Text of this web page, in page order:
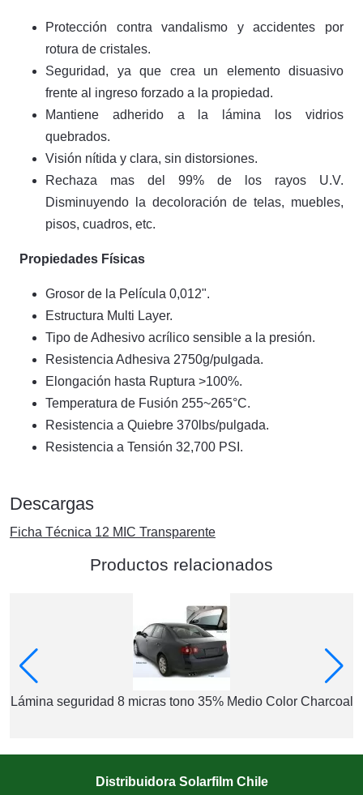
Protección contra vandalismo y accidentes por
rotura de cristales.
Seguridad, ya que crea un elemento disuasivo
frente al ingreso forzado a la propiedad.
Mantiene adherido a la lámina los vidrios
quebrados.
Visión nítida y clara, sin distorsiones.
Rechaza mas del 99% de los rayos U.V.
Disminuyendo la decoloración de telas, muebles,
pisos, cuadros, etc.
Propiedades Físicas
Grosor de la Película 0,012".
Estructura Multi Layer.
Tipo de Adhesivo acrílico sensible a la presión.
Resistencia Adhesiva 2750g/pulgada.
Elongación hasta Ruptura >100%.
Temperatura de Fusión 255~265°C.
Resistencia a Quiebre 370lbs/pulgada.
Resistencia a Tensión 32,700 PSI.
Descargas
Ficha Técnica 12 MIC Transparente
Productos relacionados
Lámina seguridad 8 micras tono 35% Medio Color Charcoal
Distribuidora Solarfilm Chile